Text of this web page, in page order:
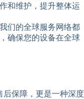
和维护，提升整体运
们的全球服务网络都
确保您的设备在全球
后保障，更是一种深度